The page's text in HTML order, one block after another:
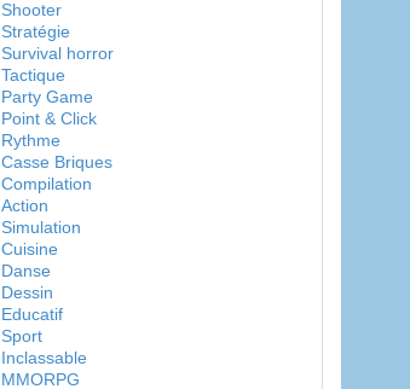
Shooter
Stratégie
Survival horror
Tactique
Party Game
Point & Click
Rythme
Casse Briques
Compilation
Action
Simulation
Cuisine
Danse
Dessin
Educatif
Sport
Inclassable
MMORPG